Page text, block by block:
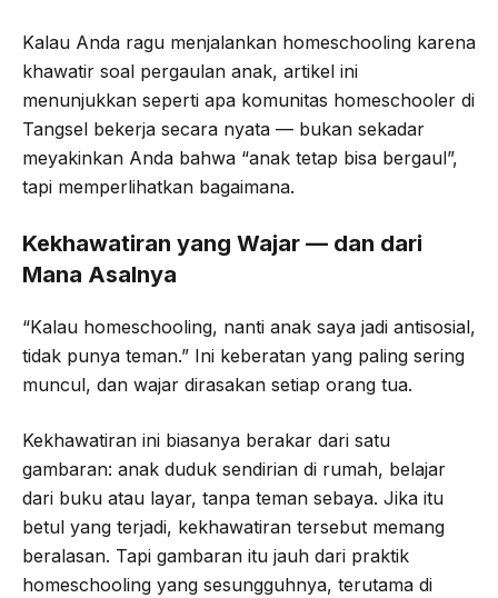
Kalau Anda ragu menjalankan homeschooling karena
khawatir soal pergaulan anak, artikel ini
menunjukkan seperti apa komunitas homeschooler di
Tangsel bekerja secara nyata — bukan sekadar
meyakinkan Anda bahwa “anak tetap bisa bergaul”,
tapi memperlihatkan bagaimana.
Kekhawatiran yang Wajar — dan dari
Mana Asalnya
“Kalau homeschooling, nanti anak saya jadi antisosial,
tidak punya teman.” Ini keberatan yang paling sering
muncul, dan wajar dirasakan setiap orang tua.
Kekhawatiran ini biasanya berakar dari satu
gambaran: anak duduk sendirian di rumah, belajar
dari buku atau layar, tanpa teman sebaya. Jika itu
betul yang terjadi, kekhawatiran tersebut memang
beralasan. Tapi gambaran itu jauh dari praktik
homeschooling yang sesungguhnya, terutama di